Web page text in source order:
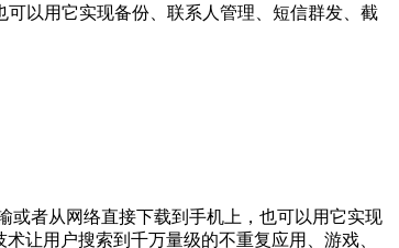
以用它实现备份、联系人管理、短信群发、截
或者从网络直接下载到手机上，也可以用它实现
让用户搜索到千万量级的不重复应用、游戏、